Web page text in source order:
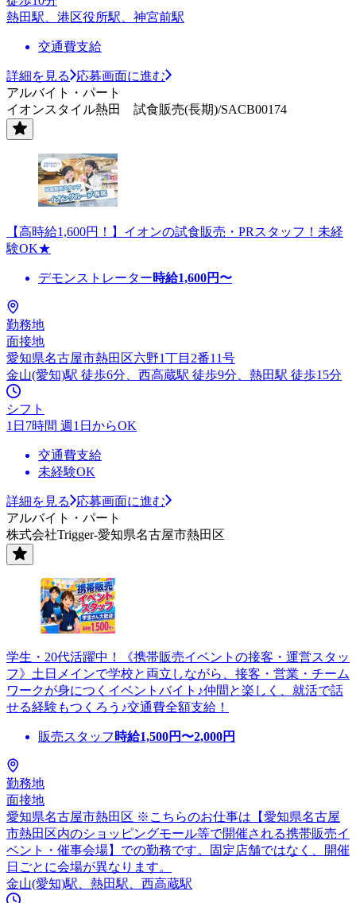
熱田駅、港区役所駅、神宮前駅
交通費支給
詳細を見る
応募画面に進む
アルバイト・パート
イオンスタイル熱田 試食販売(長期)/SACB00174
【高時給1,600円！】イオンの試食販売・PRスタッフ！未経
験OK★
デモンストレーター時給1,600円〜
勤務地
面接地
愛知県名古屋市熱田区六野1丁目2番11号
金山(愛知)駅 徒歩6分、西高蔵駅 徒歩9分、熱田駅 徒歩15分
シフト
1日7時間 週1日からOK
交通費支給
未経験OK
詳細を見る
応募画面に進む
アルバイト・パート
株式会社Trigger-愛知県名古屋市熱田区
学生・20代活躍中！《携帯販売イベントの接客・運営スタッ
フ》土日メインで学校と両立しながら、接客・営業・チーム
ワークが身につくイベントバイト♪仲間と楽しく、就活で話
せる経験もつくろう♪交通費全額支給！
販売スタッフ 時給1,500円〜2,000円
勤務地
面接地
愛知県名古屋市熱田区 ※こちらのお仕事は【愛知県名古屋
市熱田区内のショッピングモール等で開催される携帯販売イ
ベント・催事会場】での勤務です。固定店舗ではなく、開催
日ごとに会場が異なります。
金山(愛知)駅、熱田駅、西高蔵駅